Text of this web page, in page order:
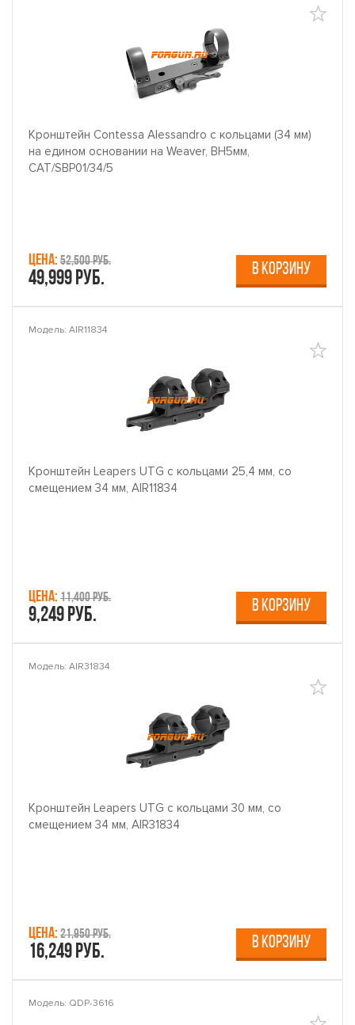
Кронштейн Contessa Alessandro с кольцами (34 мм)
на едином основании на Weaver, BH5мм,
CAT/SBP01/34/5
Цена: 52,500 руб.
49,999 руб. В КОРЗИНУ
Модель: AIR11834
Кронштейн Leapers UTG с кольцами 25,4 мм, со
смещением 34 мм, AIR11834
Цена: 11,400 руб.
9,249 руб. В КОРЗИНУ
Модель: AIR31834
Кронштейн Leapers UTG с кольцами 30 мм, со
смещением 34 мм, AIR31834
Цена: 21,950 руб.
16,249 руб. В КОРЗИНУ
Модель: QDP-3616